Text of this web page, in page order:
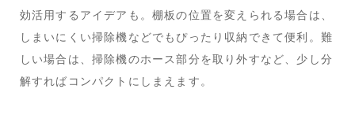
効活用するアイデアも。棚板の位置を変えられる場合は、
しまいにくい掃除機などでもぴったり収納できて便利。難
しい場合は、掃除機のホース部分を取り外すなど、少し分
解すればコンパクトにしまえます。